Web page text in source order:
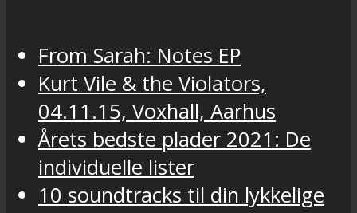
From Sarah: Notes EP
Kurt Vile & the Violators,
04.11.15, Voxhall, Aarhus
Årets bedste plader 2021: De
individuelle lister
10 soundtracks til din lykkelige